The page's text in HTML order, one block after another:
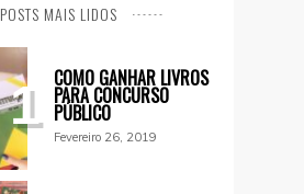
POSTS MAIS LIDOS
1 COMO GANHAR LIVROS
PARA CONCURSO
PÚBLICO
Fevereiro 26, 2019